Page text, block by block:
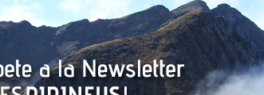
y actividades guiadas Rutas autoguiadas